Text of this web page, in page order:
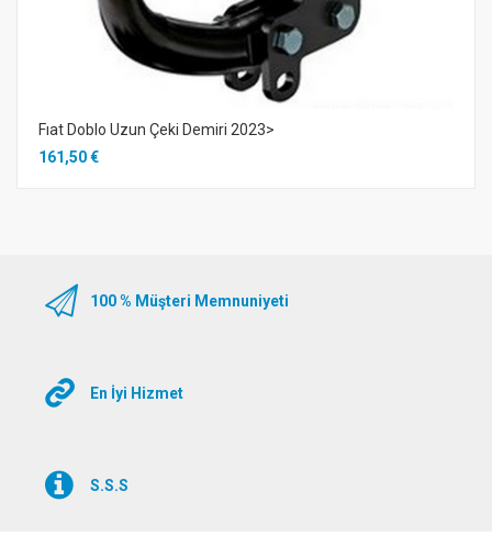
Fıat Doblo Uzun Çeki Demiri 2023>
161,50 €
100 % Müşteri Memnuniyeti
En İyi Hizmet
S.S.S